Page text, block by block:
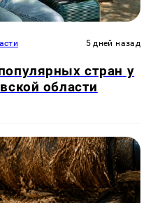
5 дней назад
стран у
области